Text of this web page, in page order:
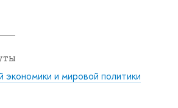
экономики и мировой политики